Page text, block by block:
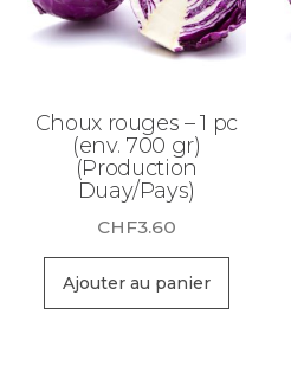
Choux rouges – 1 pc
(env. 700 gr)
(Production
Duay/Pays)
CHF3.60
Ajouter au panier